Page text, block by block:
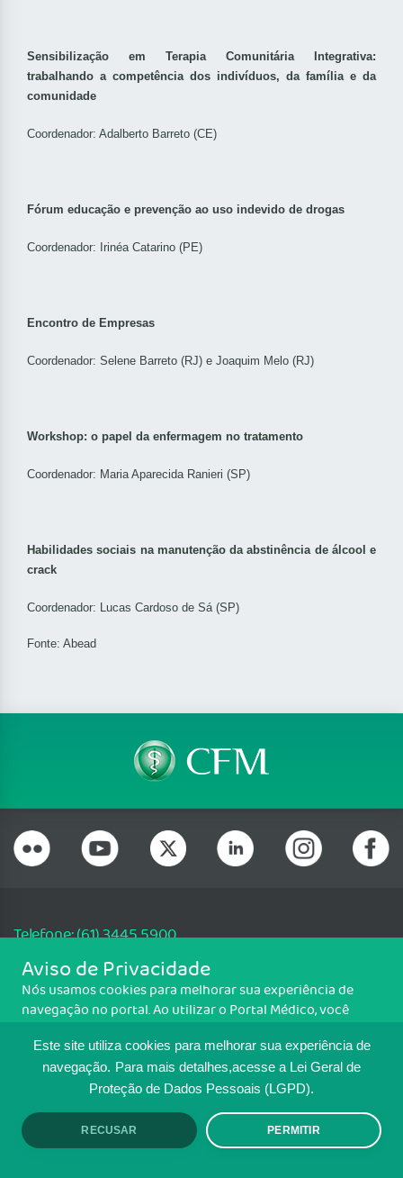
Este site utiliza cookies para melhorar sua experiência de
navegação. Para mais detalhes,acesse a Lei Geral de
Proteção de Dados Pessoais (LGPD).
RECUSAR PERMITIR
Sensibilização em Terapia Comunitária Integrativa:
trabalhando a competência dos indivíduos, da família e da
comunidade
Coordenador: Adalberto Barreto (CE)
Fórum educação e prevenção ao uso indevido de drogas
Coordenador: Irinéa Catarino (PE)
Encontro de Empresas
Coordenador: Selene Barreto (RJ) e Joaquim Melo (RJ)
Workshop: o papel da enfermagem no tratamento
Coordenador: Maria Aparecida Ranieri (SP)
Habilidades sociais na manutenção da abstinência de álcool e
crack
Coordenador: Lucas Cardoso de Sá (SP)
Fonte: Abead
Telefone: (61) 3445 5900
Email: cfm@portalmedico.org.br
SGAS 616, Conjunto D, Lote 115, L2 Sul, Brasília/DF - CEP: 70200-760 -
CNPJ: 33.583.550/0001-30
MAPA DO SITE
TRANSPARÊNCIA E PRESTAÇÃO DE
CONTAS
Aviso de Privacidade
Nós usamos cookies para melhorar sua experiência de
navegação no portal. Ao utilizar o Portal Médico, você
Para ter mais informações sobre como isso é feito, acesse
Política de cookies. Se você concorda, clique em ACEITO.
ACEITO